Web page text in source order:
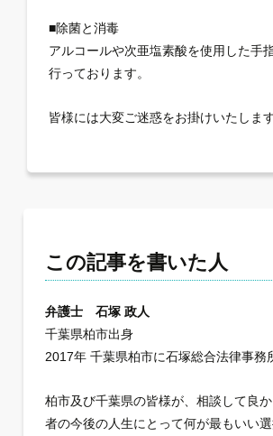
■除菌と消毒
アルコールや次亜塩素酸を使用した手
行っております。
皆様には大変ご迷惑をお掛けいたしま
この記事を書いた人
弁護士 石塚 政人
千葉県柏市出身
2017年 千葉県柏市に石塚総合法律事務
柏市及び千葉県の皆様が、相談して良
者の今後の人生にとって何が最もいい